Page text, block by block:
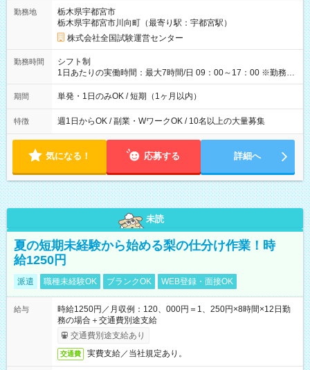
例】 ・河合塾模擬試験 8:30～17:30（休憩1時間） 時給1,300円
×8時間＝日収10,400円＋交通費 ※当日の役割により時給＋100
円の場合あり ・国家試験 7:00～13:30（休憩なし） 時給1,300
円（役割手当＋100円）×6時間＝日収8,400円＋交通費 【試用期
間】試用期間なし
勤務地
栃木県宇都宮市
栃木県宇都宮市川向町（最寄り駅：宇都宮駅）
株式会社全国試験運営センター
勤務時間
シフト制
1日あたりの実働時間：最大7時間/日 09：00～17：00 ※勤務時
間は 試験により異なります。
期間 単発・1日のみOK / 短期（1ヶ月以内）
特徴 週1日からOK / 副業・WワークOK / 10名以上の大量募集
気になる！ 応募する 詳細へ
未読
夏の短期未経験から始める梨の仕分け作業！時
給1250円
派遣 職種未経験OK ブランクOK WEB登録・面接OK
給与
時給1250円／月収例：120、000円＝1、250円×8時間×12日勤
務の場合＋交通費別途支給
交通費別途支給あり
交通費 実費支給／当社規定あり。